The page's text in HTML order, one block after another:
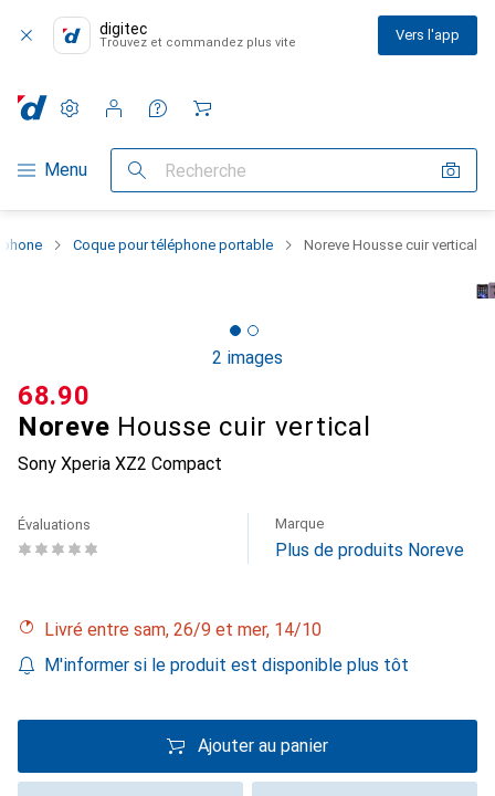
digitec
Trouvez et commandez plus vite Vers l'app
Navigation par catégorie
Menu Recherche
Paramètres
Compte client
Listes de comparaison
Listes d'envies
Panier
Coque pour téléphone portable Noreve Housse cuir vertical
2 images
Noreve Housse cuir vertical
Sony Xperia XZ2 Compact
CHF
68.90
Évaluations Marque
Plus de produits Noreve
Livré entre sam, 26/9 et mer, 14/10
M'informer si le produit est disponible plus tôt
Ajouter au panier